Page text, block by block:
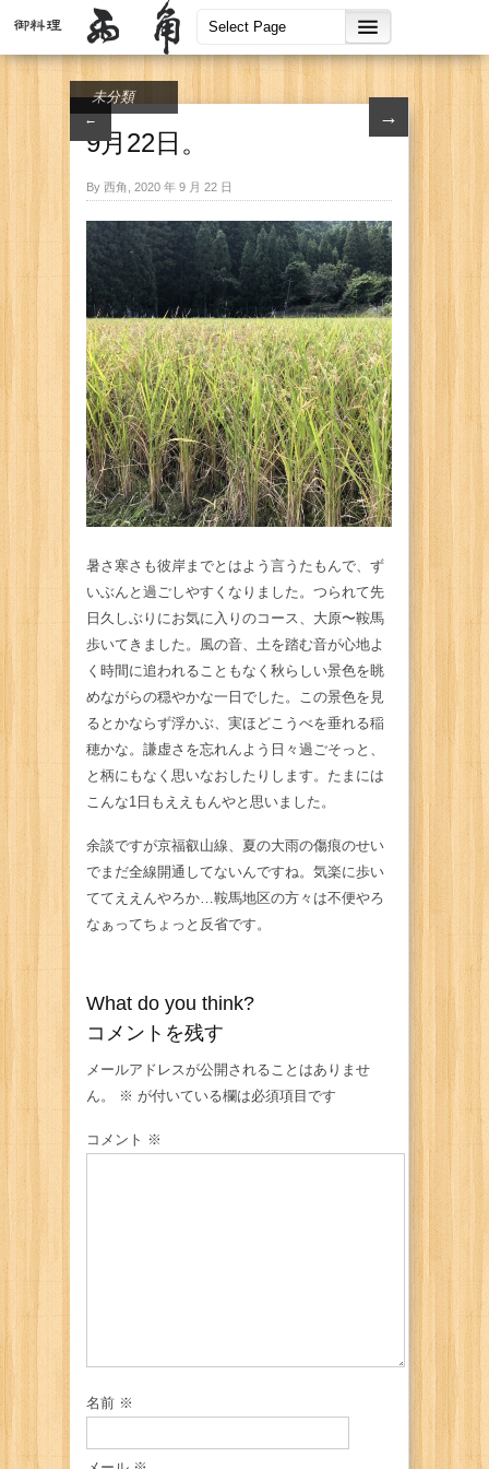
← →
未分類
9月22日。
By 西角, 2020 年 9 月 22 日
暑さ寒さも彼岸までとはよう言うたもんで、ず
いぶんと過ごしやすくなりました。つられて先
日久しぶりにお気に入りのコース、大原〜鞍馬
歩いてきました。風の音、土を踏む音が心地よ
く時間に追われることもなく秋らしい景色を眺
めながらの穏やかな一日でした。この景色を見
るとかならず浮かぶ、実ほどこうべを垂れる稲
穂かな。謙虚さを忘れんよう日々過ごそっと、
と柄にもなく思いなおしたりします。たまには
こんな1日もええもんやと思いました。
余談ですが京福叡山線、夏の大雨の傷痕のせい
でまだ全線開通してないんですね。気楽に歩い
ててええんやろか…鞍馬地区の方々は不便やろ
なぁってちょっと反省です。
What do you think?
コメントを残す
メールアドレスが公開されることはありませ
ん。
※ が付いている欄は必須項目です
コメント ※
名前 ※